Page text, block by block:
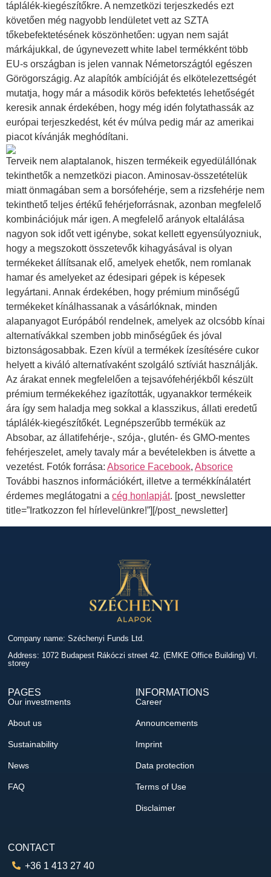
táplálék-kiegészítőkre. A nemzetközi terjeszkedés ezt
követően még nagyobb lendületet vett az SZTA
tőkebefektetésének köszönhetően: ugyan nem saját
márkájukkal, de úgynevezett white label termékként több
EU-s országban is jelen vannak Németországtól egészen
Görögországig. Az alapítók ambícióját és elkötelezettségét
mutatja, hogy már a második körös befektetés lehetőségét
keresik annak érdekében, hogy még idén folytathassák az
európai terjeszkedést, két év múlva pedig már az amerikai
piacot kívánják meghódítani.
Terveik nem alaptalanok, hiszen termékeik egyedülállónak
tekinthetők a nemzetközi piacon. Aminosav-összetételük
miatt önmagában sem a borsófehérje, sem a rizsfehérje nem
tekinthető teljes értékű fehérjeforrásnak, azonban megfelelő
kombinációjuk már igen. A megfelelő arányok eltalálása
nagyon sok időt vett igénybe, sokat kellett egyensúlyozniuk,
hogy a megszokott összetevők kihagyásával is olyan
termékeket állítsanak elő, amelyek ehetők, nem romlanak
hamar és amelyeket az édesipari gépek is képesek
legyártani. Annak érdekében, hogy prémium minőségű
termékeket kínálhassanak a vásárlóknak, minden
alapanyagot Európából rendelnek, amelyek az olcsóbb kínai
alternatívákkal szemben jobb minőségűek és jóval
biztonságosabbak. Ezen kívül a termékek ízesítésére cukor
helyett a kiváló alternatívaként szolgáló sztíviát használják.
Az árakat ennek megfelelően a tejsavófehérjékből készült
prémium termékekéhez igazították, ugyanakkor termékeik
ára így sem haladja meg sokkal a klasszikus, állati eredetű
táplálék-kiegészítőkét. Legnépszerűbb termékük az
Absobar, az állatifehérje-, szója-, glutén- és GMO-mentes
fehérjeszelet, amely tavaly már a bevételekben is átvette a
vezetést. Fotók forrása: Absorice Facebook, Absorice
További hasznos információkért, illetve a termékkínálatért
érdemes meglátogatni a cég honlapját. [post_newsletter
title=”Iratkozzon fel hírlevelünkre!”][/post_newsletter]
Company name: Széchenyi Funds Ltd.
Address: 1072 Budapest Rákóczi street 42. (EMKE Office Building) VI.
storey
PAGES
Our investments
About us
Sustainability
News
FAQ
INFORMATIONS
Career
Announcements
Imprint
Data protection
Terms of Use
Disclaimer
CONTACT
+36 1 413 27 40